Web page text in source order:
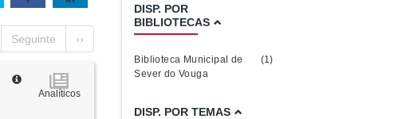
Seguinte ››
Analíticos
DISP. POR
BIBLIOTECAS
Biblioteca Municipal de
Sever do Vouga
(1)
DISP. POR TEMAS